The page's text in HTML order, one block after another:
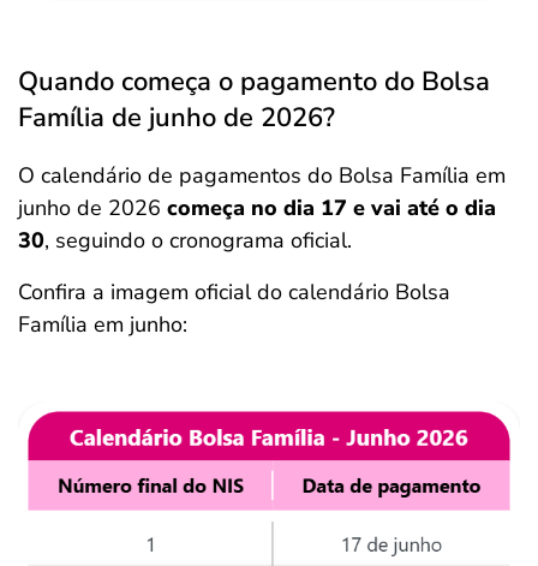
Quando começa o pagamento do Bolsa
Família de junho de 2026?
O calendário de pagamentos do Bolsa Família em
junho de 2026 começa no dia 17 e vai até o dia
30, seguindo o cronograma oficial.
Confira a imagem oficial do calendário Bolsa
Família em junho: